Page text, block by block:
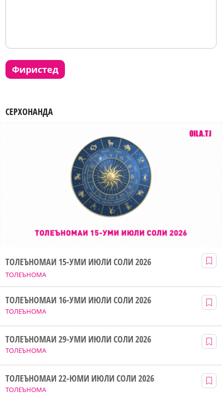
фиристед
СЕРХОНАНДА
ТОЛЕЪНОМА
ТОЛЕЪНОМАИ 15-УМИ ИЮЛИ СОЛИ 2026
ТОЛЕЪНОМА
ТОЛЕЪНОМАИ 16-УМИ ИЮЛИ СОЛИ 2026
ТОЛЕЪНОМА
ТОЛЕЪНОМАИ 29-УМИ ИЮЛИ СОЛИ 2026
ТОЛЕЪНОМА
ТОЛЕЪНОМАИ 22-ЮМИ ИЮЛИ СОЛИ 2026